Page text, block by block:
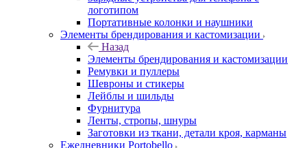
логотипом
Портативные колонки и наушники
Элементы брендирования и кастомизации
Назад
Элементы брендирования и кастомизации
Ремувки и пуллеры
Шевроны и стикеры
Лейблы и шильды
Фурнитура
Ленты, стропы, шнуры
Заготовки из ткани, детали кроя, карманы
Ежедневники Portobello